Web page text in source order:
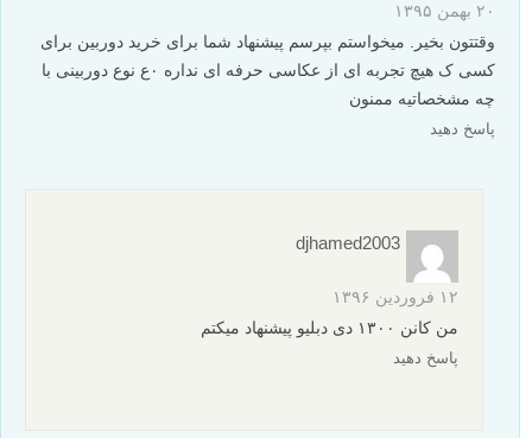
۲۰ بهمن ۱۳۹۵
وقتتون بخیر. میخواستم بپرسم پیشنهاد شما برای خرید دوربین برای
کسی ک هیچ تجربه ای از عکاسی حرفه ای نداره ۰ع نوع دوربینی با
چه مشخصاتیه ممنون
پاسخ دهید
djhamed2003
۱۲ فروردین ۱۳۹۶
من کانن ۱۳۰۰ دی دبلیو پیشنهاد میکتم
پاسخ دهید